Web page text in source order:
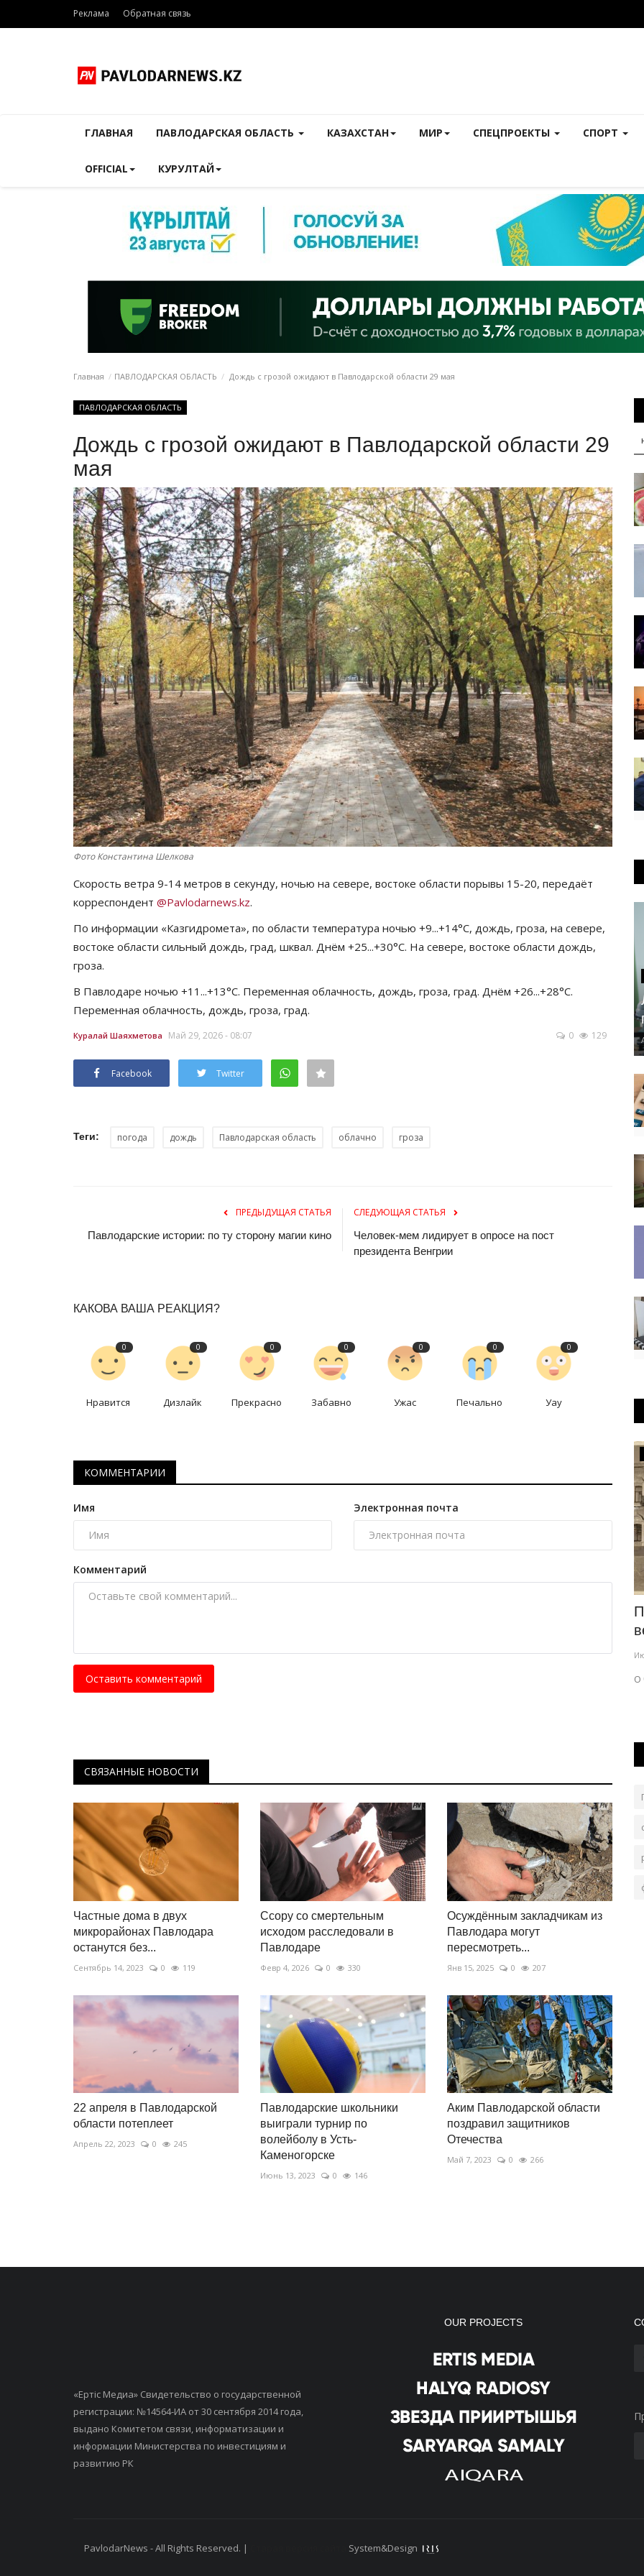
Реклама Обратная связь
ГЛАВНАЯ ПАВЛОДАРСКАЯ ОБЛАСТЬ КАЗАХСТАН МИР СПЕЦПРОЕКТЫ СПОРТ
OFFICIAL КУРУЛТАЙ
Главная ПАВЛОДАРСКАЯ ОБЛАСТЬ Дождь с грозой ожидают в Павлодарской области 29 мая
ПАВЛОДАРСКАЯ ОБЛАСТЬ
Дождь с грозой ожидают в Павлодарской области 29
мая
Фото Константина Шелкова
Скорость ветра 9-14 метров в секунду, ночью на севере, востоке области порывы 15-20, передаёт
корреспондент @Pavlodarnews.kz.
По информации «Казгидромета», по области температура ночью +9...+14°C, дождь, гроза, на севере,
востоке области сильный дождь, град, шквал. Днём +25...+30°C. На севере, востоке области дождь,
гроза.
В Павлодаре ночью +11...+13°C. Переменная облачность, дождь, гроза, град. Днём +26...+28°C.
Переменная облачность, дождь, гроза, град.
Куралай Шаяхметова Май 29, 2026 - 08:07 0 129
Facebook Twitter
Теги: погода дождь Павлодарская область облачно гроза
ПРЕДЫДУЩАЯ СТАТЬЯ
Павлодарские истории: по ту сторону магии кино
СЛЕДУЮЩАЯ СТАТЬЯ
Человек-мем лидирует в опросе на пост
президента Венгрии
КАКОВА ВАША РЕАКЦИЯ?
0
Нравится
0
Дизлайк
0
Прекрасно
0
Забавно
0
Ужас
0
Печально
0
Уау
КОММЕНТАРИИ
Имя Электронная почта
Комментарий
Оставить комментарий
СВЯЗАННЫЕ НОВОСТИ
Частные дома в двух
микрорайонах Павлодара
останутся без...
Сентябрь 14, 2023 0 119
Ссору со смертельным
исходом расследовали в
Павлодаре
Февр 4, 2026 0 330
Осуждённым закладчикам из
Павлодара могут
пересмотреть...
Янв 15, 2025 0 207
22 апреля в Павлодарской
области потеплеет
Апрель 22, 2023 0 245
Павлодарские школьники
выиграли турнир по
волейболу в Усть-
Каменогорске
Июнь 13, 2023 0 146
Аким Павлодарской области
поздравил защитников
Отечества
Май 7, 2023 0 266
Апрель 8, 2026 0 1097
Она начинала изолировщиком на заводе, а сегодня
стала визажистом международного...
Июль 2, 2026 0 428
О
«Ертiс Медиа» Свидетельство о государственной
регистрации: №14564-ИА от 30 сентября 2014 года,
выдано Комитетом связи, информатизации и
информации Министерства по инвестициям и
развитию РК
OUR PROJECTS
PavlodarNews - All Rights Reserved. | System&Design